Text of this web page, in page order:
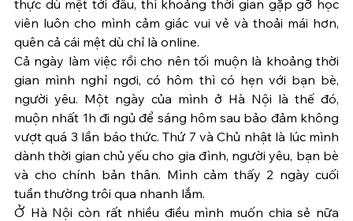
thực dù mệt tới đâu, thì khoảng thời gian gặp gỡ học
viên luôn cho mình cảm giác vui vẻ và thoải mái hơn,
quên cả cái mệt dù chỉ là online.
Cả ngày làm việc rồi cho nên tối muộn là khoảng thời
gian mình nghỉ ngơi, có hôm thì có hẹn với bạn bè,
người yêu. Một ngày của mình ở Hà Nội là thế đó,
muộn nhất 1h đi ngủ để sáng hôm sau bảo đảm không
vượt quá 3 lần báo thức. Thứ 7 và Chủ nhật là lúc mình
dành thời gian chủ yếu cho gia đình, người yêu, bạn bè
và cho chính bản thân. Mình cảm thấy 2 ngày cuối
tuần thường trôi qua nhanh lắm.
Ở Hà Nội còn rất nhiều điều mình muốn chia sẻ nữa